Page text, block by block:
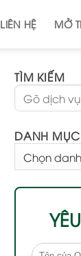
LIÊN HỆ MỞ
TÌM KIẾM
DANH MỤC
MỤC